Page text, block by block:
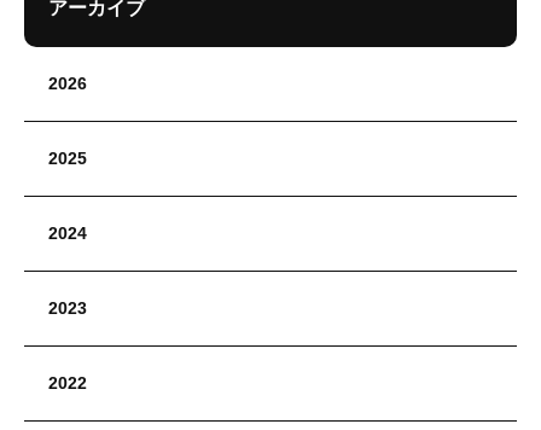
アーカイブ
2026
2025
2024
2023
2022